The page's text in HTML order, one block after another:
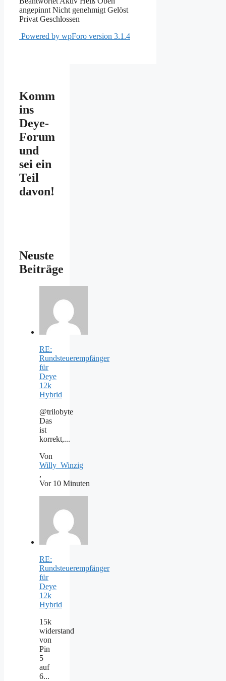
angepinnt Nicht genehmigt Gelöst
Privat Geschlossen
Powered by wpForo version 3.1.4
Komm
ins
Deye-
Forum
und
sei ein
Teil
davon!
Neuste
Beiträge
RE:
Rundsteuerempfänger
für
Deye
12k
Hybrid
@trilobyte
Das
ist
korrekt,...
Von
Willy_Winzig
,
Vor 10 Minuten
RE:
Rundsteuerempfänger
für
Deye
12k
Hybrid
15k
widerstand
von
Pin
5
auf
6...